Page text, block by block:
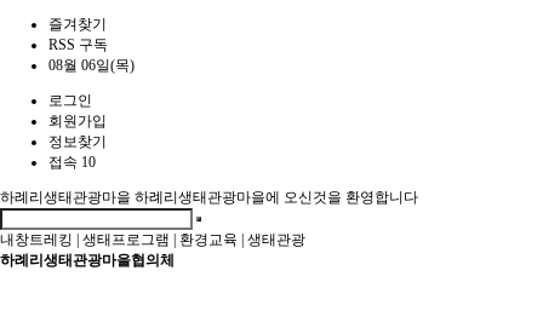
즐겨찾기
RSS 구독
08월 06일(목)
로그인
회원가입
정보찾기
접속 10
하례리생태관광마을 하례리생태관광마을에 오신것을 환영합니다
내창트레킹 생태프로그램 환경교육
생태관광
하례리생태관광마을협의체